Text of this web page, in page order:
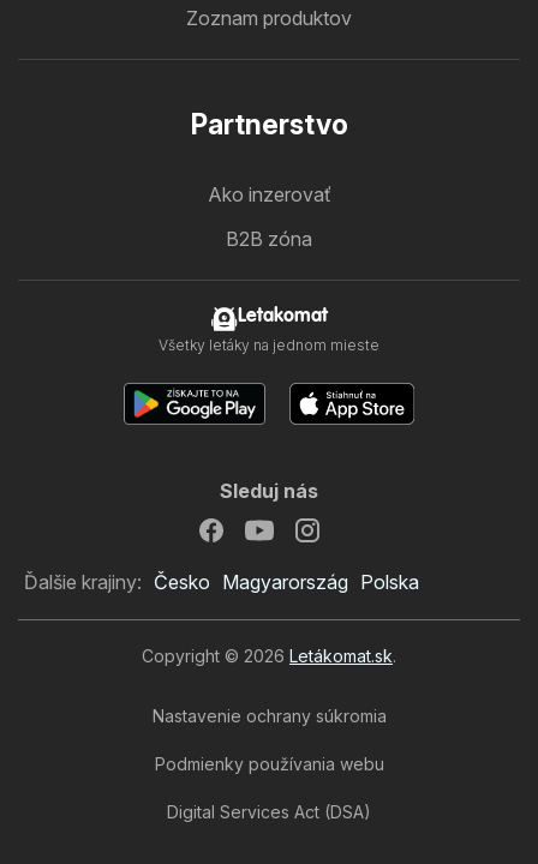
Zoznam produktov
Partnerstvo
Ako inzerovať
B2B zóna
Letakomat
Všetky letáky na jednom mieste
Sleduj nás
Ďalšie krajiny: Česko Magyarország Polska
Copyright © 2026 Letákomat.sk.
Nastavenie ochrany súkromia
Podmienky používania webu
Digital Services Act (DSA)